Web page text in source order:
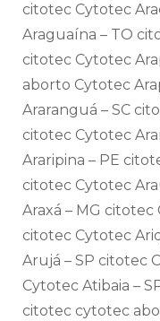
citotec Cytotec
Araguaína – TO
citotec Cytotec
aborto Cytotec
Araranguá – SC
citotec Cytotec
Araripina – PE
citotec Cytotec
Araxá – MG
citotec Cytotec
Arujá – SP citotec
Cytotec Atibaia –
citotec cytotec